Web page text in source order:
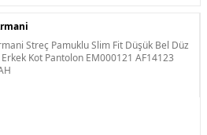
Streç Pamuklu Slim Fit Düşük Bel Düz
Erkek Kot Pantolon EM000121 AF14123